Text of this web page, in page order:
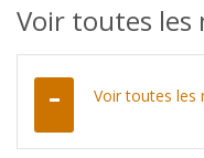
Voir toutes les
Voir toutes les